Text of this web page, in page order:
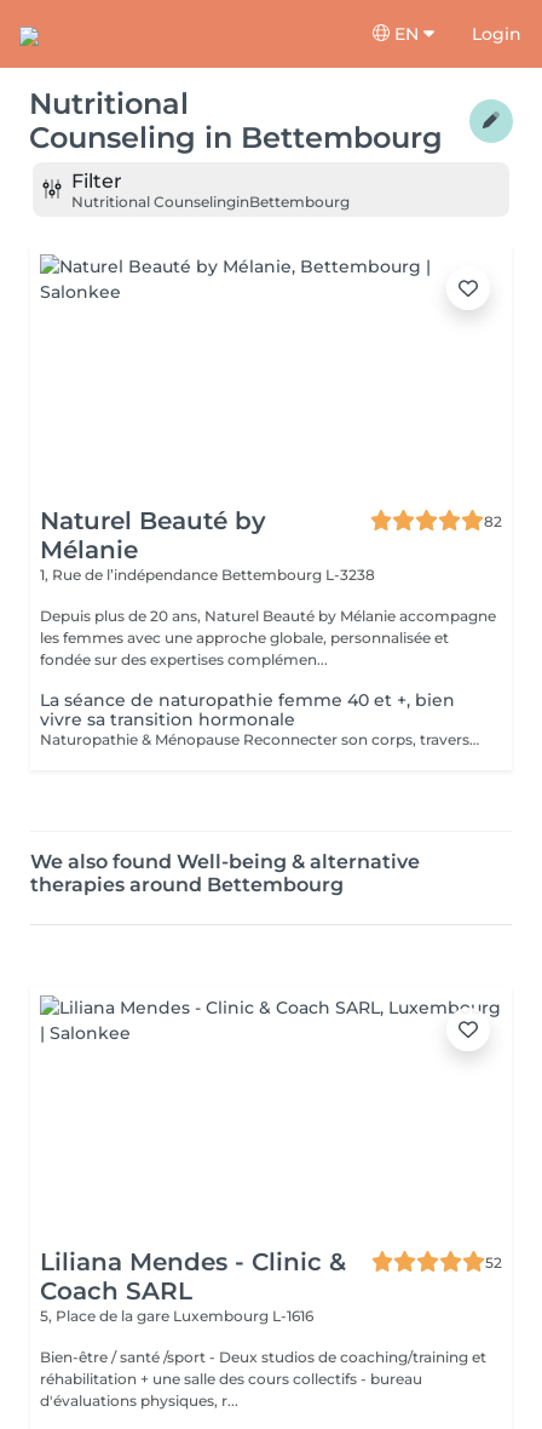
EN Login
Nutritional
Counseling in Bettembourg
Filter
Nutritional CounselinginBettembourg
Naturel Beauté by
Mélanie
82
1, Rue de l’indépendance Bettembourg L-3238
Depuis plus de 20 ans, Naturel Beauté by Mélanie accompagne
les femmes avec une approche globale, personnalisée et
fondée sur des expertises complémen...
La séance de naturopathie femme 40 et +, bien
vivre sa transition hormonale
Naturopathie & Ménopause Reconnecter son corps, traverser en conscience Accompagner le corps, apaiser l'esprit, honorer cette nouvelle étape. La ménopause n'est pas une fin, c'est une transition. Un changement profond, parfois déstabilisant, mais aussi une occasion de renouer avec soi-même, de se recentrer sur ses besoins, son énergie, son rythme. Je vous propose un accompagnement global, doux et naturel, basé sur la naturopathie, l'écoute et des outils de mieux-être adaptés à votre histoire. Un accompagnement global et sur-mesure Chaque femme vit cette période différemment. C'est pourquoi mon accompagnement prend en compte : - Vos symptômes physiques (bouffées de chaleur, prise de poids, troubles du sommeil, sécheresse, fatigue) - Vos émotions (irritabilité, anxiété, perte de repères, tristesse) - Vos besoins profonds (équilibre hormonal, bien-être digestif, gestion du stress, ancrage, acceptation de soi) Mon approche mêle : - Bilan de vitalité naturopathique - Conseils alimentaires doux et respectueux - Soutien par les plantes (phyto, gemmo, huiles essentielles) - Exercices de respiration, relaxation, ancrage - Suggestions de rituels et routines bien-être simples à intégrer au quotidien Une femme ménopausée est une femme puissante Ce n'est pas un déclin, c'est une renaissance, un changement de saison intérieure. Mon rôle est de vous aider à vivre cette étape avec sérénité, clarté et vitalité, en respectant vos besoins, vos rythmes, votre unicité. Offrez-vous un accompagnement bienveillant et naturel. Je vous propose un bilan initial suivi de séances régulières ou ponctuelles, selon votre rythme et vos objectifs. > Contactez-moi pour échanger librement autour de vos besoins ou pour réserver une première rencontre.
We also found Well-being & alternative
therapies around Bettembourg
Liliana Mendes - Clinic &
Coach SARL
52
5, Place de la gare Luxembourg L-1616
Bien-être / santé /sport - Deux studios de coaching/training et
réhabilitation + une salle des cours collectifs - bureau
d'évaluations physiques, r...